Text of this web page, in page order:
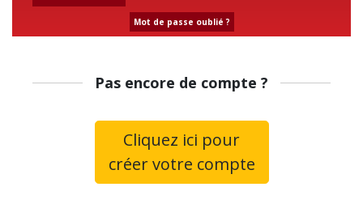
Mot de passe oublié ?
Pas encore de compte ?
Cliquez ici pour
créer votre compte